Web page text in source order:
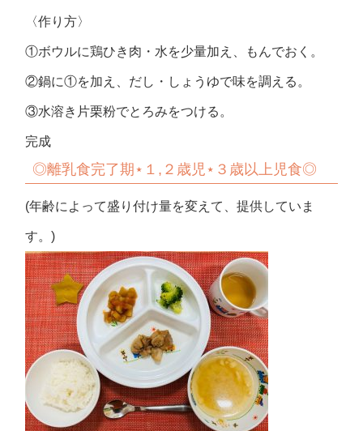
〈作り方〉
①ボウルに鶏ひき肉・水を少量加え、もんでおく。
②鍋に①を加え、だし・しょうゆで味を調える。
③水溶き片栗粉でとろみをつける。
完成
◎離乳食完了期⋆１,２歳児⋆３歳以上児食◎
(年齢によって盛り付け量を変えて、提供していま
す。)